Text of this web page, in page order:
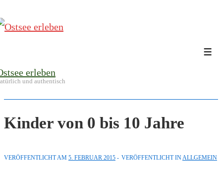
Zum
erleben
und authentisch
Kinder von 0 bis 10 Jahre
VERÖFFENTLICHT AM 5. FEBRUAR 2015 VERÖFFENTLICHT IN ALLGEMEIN